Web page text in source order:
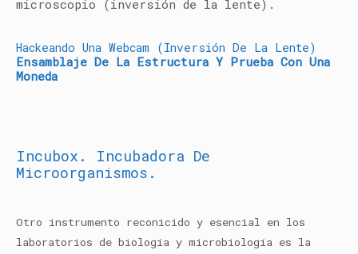
microscopio (inversión de la lente).
Hackeando Una Webcam (inversión De La Lente)
Ensamblaje De La Estructura Y Prueba Con Una
Moneda
Incubox. Incubadora De
Microorganismos.
Otro instrumento reconicido y esencial en los
laboratorios de biología y microbiología es la